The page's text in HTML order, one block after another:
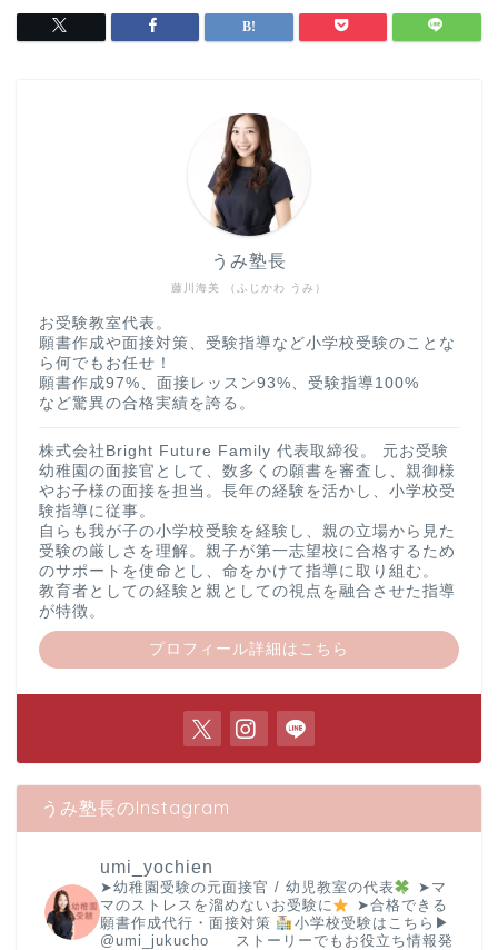
藤川海美 （ふじかわ うみ）
うみ塾長
お受験教室代表。
願書作成や面接対策、受験指導など小学校受験のことな
ら何でもお任せ！
願書作成97%、面接レッスン93%、受験指導100%
など驚異の合格実績を誇る。
株式会社Bright Future Family 代表取締役。 元お受験
幼稚園の面接官として、数多くの願書を審査し、親御様
やお子様の面接を担当。長年の経験を活かし、小学校受
験指導に従事。
自らも我が子の小学校受験を経験し、親の立場から見た
受験の厳しさを理解。親子が第一志望校に合格するため
のサポートを使命とし、命をかけて指導に取り組む。
教育者としての経験と親としての視点を融合させた指導
が特徴。
プロフィール詳細はこちら
うみ塾長のInstagram
umi_yochien
➤幼稚園受験の元面接官 / 幼児教室の代表
➤マ
マのストレスを溜めないお受験に
➤合格できる
願書作成代行・面接対策
小学校受験はこちら▶︎
@umi_jukucho
ストーリーでもお役立ち情報発